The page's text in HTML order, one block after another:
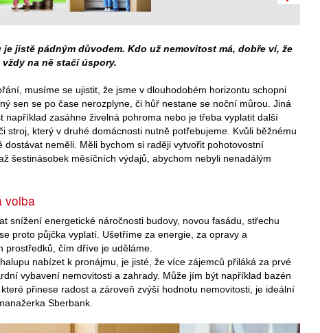
jistě pádným důvodem. Kdo už nemovitost má, dobře ví, že
na ně stačí úspory.
musíme se ujistit, že jsme v dlouhodobém horizontu schopni
sen se po čase nerozplyne, či hůř nestane se noční můrou. Jiná
například zasáhne živelná pohroma nebo je třeba vyplatit další
stroj, který v druhé domácnosti nutně potřebujeme. Kvůli běžnému
dostávat neměli. Měli bychom si raději vytvořit pohotovostní
šestinásobek měsíčních výdajů, abychom nebyli nenadálým
volba
snížení energetické náročnosti budovy, novou fasádu, střechu
proto půjčka vyplatí. Ušetříme za energie, za opravy a
prostředků, čím dříve je uděláme.
nabízet k pronájmu, je jisté, že více zájemců přiláká za prvé
vybavení nemovitosti a zahrady. Může jím být například bazén
přinese radost a zároveň zvýší hodnotu nemovitosti, je ideální
Sberbank.